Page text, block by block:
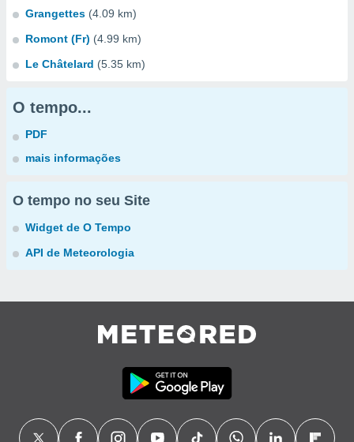
Grangettes (4.09 km)
Romont (Fr) (4.99 km)
Le Châtelard (5.35 km)
O tempo...
PDF
mais informações
O tempo no seu Site
Widget de O Tempo
API de Meteorologia